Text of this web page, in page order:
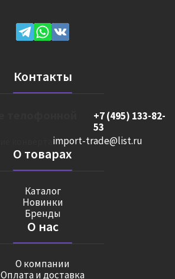
Контакты
+7 (495) 133-82-
53
import-trade@list.ru
О товарах
Каталог
Новинки
Бренды
О нас
О компании
Оплата и доставка